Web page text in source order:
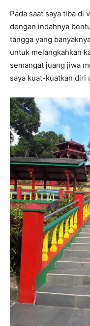
Pada saat saya tiba di
dengan indahnya
tangga yang
untuk melangkahkan
semangat juang jiwa
saya kuat-kuatkan diri